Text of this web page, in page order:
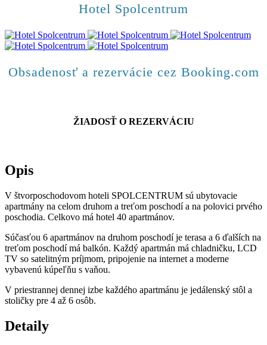
Hotel Spolcentrum
Obsadenosť a rezervácie cez Booking.com
ŽIADOSŤ O REZERVÁCIU
Opis
V štvorposchodovom hoteli SPOLCENTRUM sú ubytovacie
apartmány na celom druhom a treťom poschodí a na polovici prvého
poschodia. Celkovo má hotel 40 apartmánov.
Súčasťou 6 apartmánov na druhom poschodí je terasa a 6 ďalších na
treťom poschodí má balkón. Každý apartmán má chladničku, LCD
TV so satelitným príjmom, pripojenie na internet a moderne
vybavenú kúpeľňu s vaňou.
V priestrannej dennej izbe každého apartmánu je jedálenský stôl a
stoličky pre 4 až 6 osôb.
Detaily